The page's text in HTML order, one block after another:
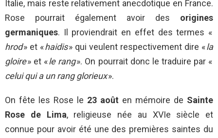
Italie, mais reste relativement anecdotique en France.
Rose pourrait également avoir des origines
germaniques. Il proviendrait en effet des termes «
hrod» et «haidis» qui veulent respectivement dire «la
gloire» et «le rang». On pourrait donc le traduire par «
celui qui a un rang glorieux».
On fête les Rose le 23 août en mémoire de Sainte
Rose de Lima, religieuse née au XVIe siècle et
connue pour avoir été une des premières saintes du